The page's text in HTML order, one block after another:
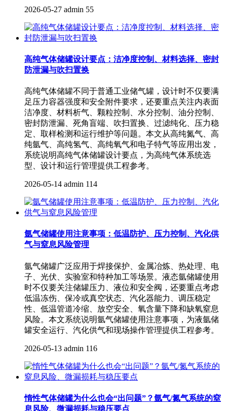
2026-05-27 admin 55
高纯气体储罐设计要点：洁净度控制、材料选择、密封
防泄漏与吹扫置换
高纯气体储罐不同于普通工业储气罐，设计时不仅要满
足压力容器强度和安全附件要求，还要重点关注内表面
洁净度、材料析气、颗粒控制、水分控制、油分控制、
密封防泄漏、死角盲端、吹扫置换、过滤纯化、压力稳
定、取样检测和运行维护等问题。本文从高纯氮气、高
纯氩气、高纯氢气、高纯氧气和电子特气等应用出发，
系统说明高纯气体储罐设计要点，为高纯气体系统选
型、设计和运行管理提供工程参考。
2026-05-14 admin 114
氩气储罐使用注意事项：低温防护、压力控制、汽化供
气与窒息风险管理
氩气储罐广泛应用于焊接保护、金属冶炼、热处理、电
子、光伏、实验室和特种加工等场景。液态氩储罐使用
时不仅要关注储罐压力、液位和安全阀，还要重点考虑
低温冻伤、保冷或真空状态、汽化器能力、调压稳定
性、低温管道冷缩、放空安全、氧含量下降和缺氧窒息
风险。本文系统说明氩气储罐使用注意事项，为液氩储
罐安全运行、汽化供气和现场操作管理提供工程参考。
2026-05-13 admin 116
惰性气体储罐为什么也会“出问题”？氩气/氮气系统的窒
息风险、微漏损耗与稳压要点